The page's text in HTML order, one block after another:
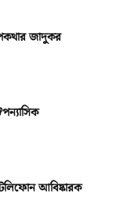
জাদুকর
আবিষ্কারক